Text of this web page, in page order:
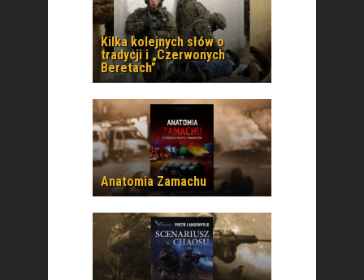
Kilka kolejnych słów o
tradycji i „Czerwonych
Beretach”
Anatomia Zamachu